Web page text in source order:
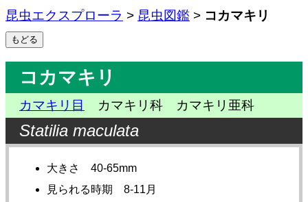
昆虫エクスプローラ > 昆虫図鑑 > コカマキリ
コカマキリ
カマキリ目 カマキリ科 カマキリ亜科
Statilia maculata
大きさ 40-65mm
見られる時期 8-11月